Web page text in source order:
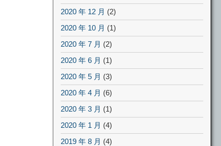
2020 年 12 月 (2)
2020 年 10 月 (1)
2020 年 7 月 (2)
2020 年 6 月 (1)
2020 年 5 月 (3)
2020 年 4 月 (6)
2020 年 3 月 (1)
2020 年 1 月 (4)
2019 年 8 月 (4)